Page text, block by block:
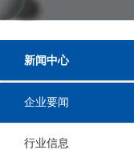
新闻中心
企业要闻
行业信息